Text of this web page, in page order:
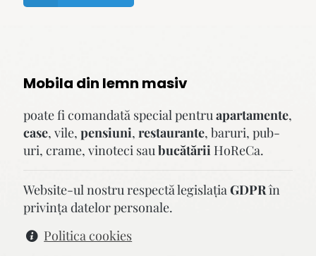
Mobila din lemn masiv
poate fi comandată special pentru apartamente,
case, vile, pensiuni, restaurante, baruri, pub-
uri, crame, vinoteci sau bucătării HoReCa.
Website-ul nostru respectă legislaţia GDPRîn
privinţa datelor personale.
Politica cookies